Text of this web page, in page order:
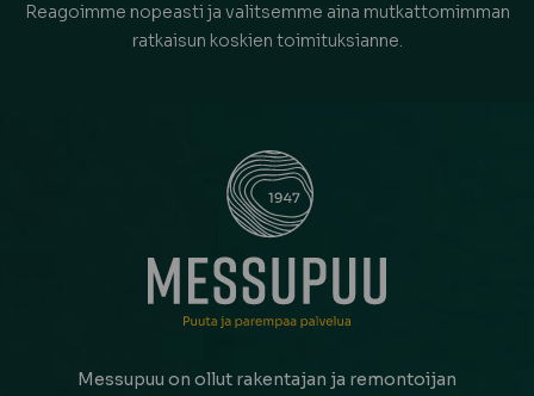
Reagoimme nopeasti ja valitsemme aina mutkattomimman
ratkaisun koskien toimituksianne.
Messupuu on ollut rakentajan ja remontoijan